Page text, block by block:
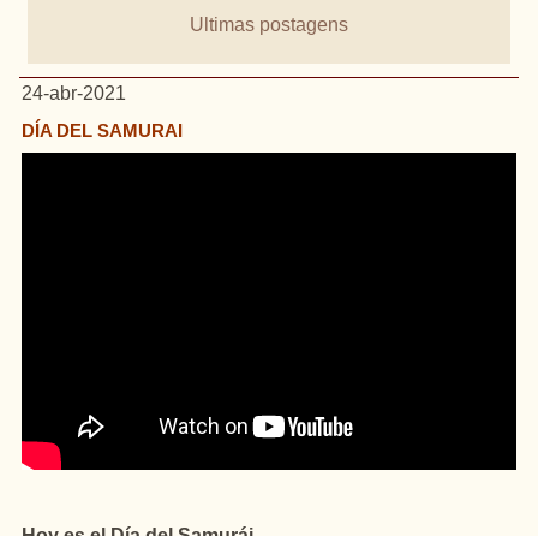
Ultimas postagens
24-abr-2021
DÍA DEL SAMURAI